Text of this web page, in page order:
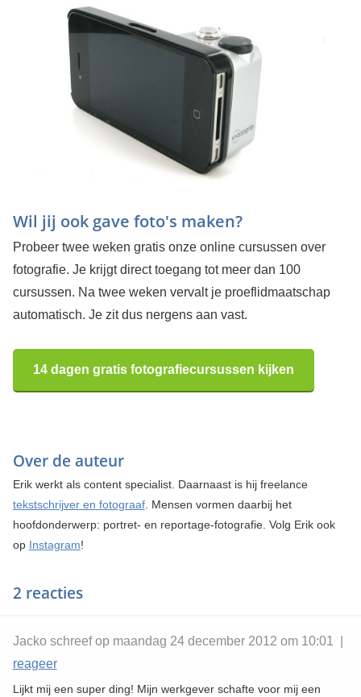
Wil jij ook gave foto's maken?
Probeer twee weken gratis onze online cursussen over
fotografie. Je krijgt direct toegang tot meer dan 100
cursussen. Na twee weken vervalt je proeflidmaatschap
automatisch. Je zit dus nergens aan vast.
14 dagen gratis fotografiecursussen kijken
Over de auteur
Erik werkt als content specialist. Daarnaast is hij freelance
tekstschrijver en fotograaf. Mensen vormen daarbij het
hoofdonderwerp: portret- en reportage-fotografie. Volg Erik ook
op Instagram!
2 reacties
Jacko schreef op maandag 24 december 2012 om 10:01 |
reageer
Lijkt mij een super ding! Mijn werkgever schafte voor mij een